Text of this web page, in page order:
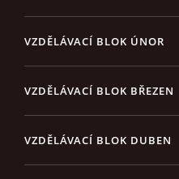
VZDĚLÁVACÍ BLOK ÚNOR
VZDĚLÁVACÍ BLOK BŘEZEN
VZDĚLÁVACÍ BLOK DUBEN